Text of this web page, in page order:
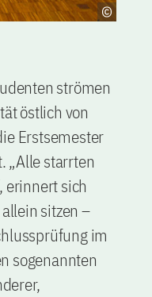
strömen
östlich von
Erstsemester
„Alle starrten
erinnert sich
sitzen –
im
sogenannten